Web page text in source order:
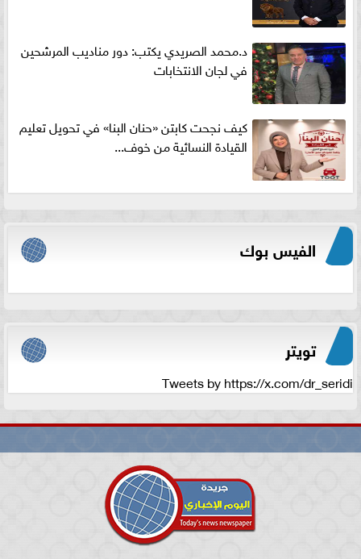
د.محمد الصريدي يكتب: دور مناديب المرشحين
في لجان الانتخابات
كيف نجحت كابتن «حنان البنا» في تحويل تعليم
القيادة النسائية من خوف...
الفيس بوك
تويتر
Tweets by https://x.com/dr_seridi